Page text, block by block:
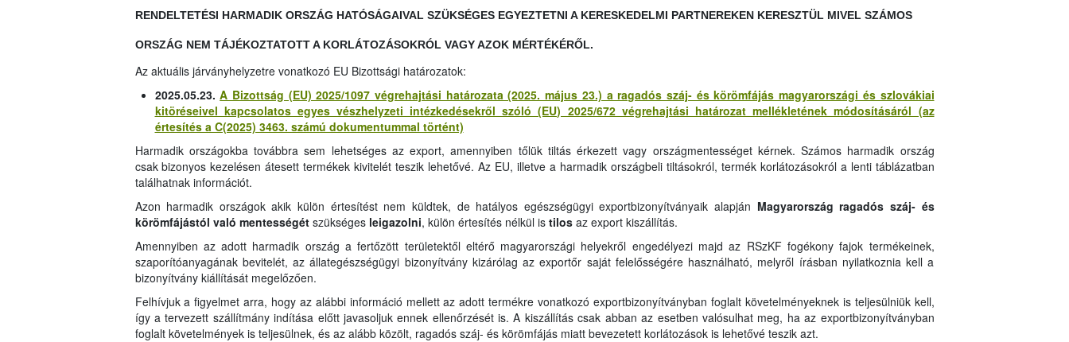
RENDELTETÉSI HARMADIK ORSZÁG HATÓSÁGAIVAL SZÜKSÉGES EGYEZTETNI A KERESKEDELMI PARTNEREKEN KERESZTÜL MIVEL SZÁMOS
ORSZÁG NEM TÁJÉKOZTATOTT A KORLÁTOZÁSOKRÓL VAGY AZOK MÉRTÉKÉRŐL.
Az aktuális járványhelyzetre vonatkozó EU Bizottsági határozatok:
2025.05.23.A Bizottság (EU) 2025/1097 végrehajtási határozata (2025. május 23.) a ragadós száj- és körömfájás magyarországi és szlovákiai
kitöréseivel kapcsolatos egyes vészhelyzeti intézkedésekről szóló (EU) 2025/672 végrehajtási határozat mellékletének módosításáról (az
értesítés a C(2025) 3463. számú dokumentummal történt)
Harmadik országokba továbbra sem lehetséges az export, amennyiben tőlük tiltás érkezett vagy országmentességet kérnek. Számos harmadik ország
csak bizonyos kezelésen átesett termékek kivitelét teszik lehetővé. Az EU, illetve a harmadik országbeli tiltásokról, termék korlátozásokról a lenti táblázatban
találhatnak információt.
Azon harmadik országok akik külön értesítést nem küldtek, de hatályos egészségügyi exportbizonyítványaik alapján Magyarország ragadós száj- és
körömfájástól való mentességét szükségesleigazolni, külön értesítés nélkül is tilosaz export kiszállítás.
Amennyiben az adott harmadik ország a fertőzött területektől eltérő magyarországi helyekről engedélyezi majd az RSzKF fogékony fajok termékeinek,
szaporítóanyagának bevitelét, az állategészségügyi bizonyítvány kizárólag az exportőr saját felelősségére használható, melyről írásban nyilatkoznia kell a
bizonyítvány kiállítását megelőzően.
Felhívjuk a figyelmet arra, hogy az alábbi információ mellett az adott termékre vonatkozó exportbizonyítványban foglalt követelményeknek is teljesülniük kell,
így a tervezett szállítmány indítása előtt javasoljuk ennek ellenőrzését is. A kiszállítás csak abban az esetben valósulhat meg, ha az exportbizonyítványban
foglalt követelmények is teljesülnek, és az alább közölt, ragadós száj- és körömfájás miatt bevezetett korlátozások is lehetővé teszik azt.